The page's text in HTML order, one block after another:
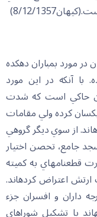
مورد بمباران دهكده
آنكه در اين مورد
حاكي است كه شدت
كرده ولي مقامات
از سوي ديگر گروهي
در مسجد جامع، تحصن اختيار
قطعنامه‏اي به كميته
ارتش اعتراض كرده‏اند.
داران و افسران جزء
با تشكيل شوراهاي